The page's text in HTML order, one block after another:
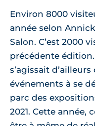
Environ 8000
année selon
Salon. C’est 2000
précédente
s’agissait
événements à se
parc des
2021. Cette année,